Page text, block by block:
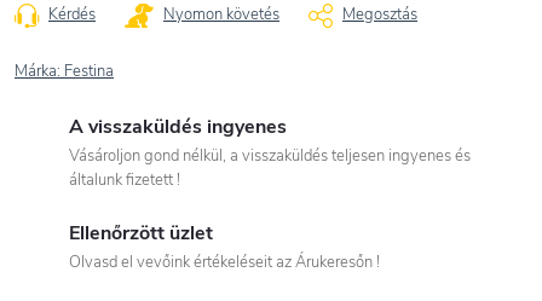
Kérdés Nyomon követés Megosztás
Márka: Festina
A visszaküldés ingyenes
Vásároljon gond nélkül, a visszaküldés teljesen ingyenes és
általunk fizetett !
Ellenőrzött üzlet
Olvasd el vevőink értékeléseit az Árukeresőn !